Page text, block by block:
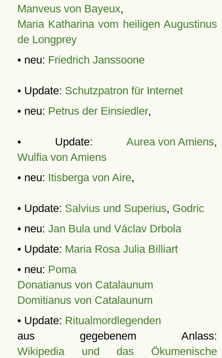
Manveus von Bayeux,
Maria Katharina vom heiligen Augustinus
de Longprey
• neu: Friedrich Janssoone
• Update: Schutzpatron für Internet
• neu: Petrus der Einsiedler,
• Update: Aurea von Amiens,
Wulfia von Amiens
• neu: Itisberga von Aire,
• Update: Salvius und Superius, Godric
• neu: Jan Bula und Václav Drbola
• Update: Maria Rosa Julia Billiart
• neu: Poma
Donatianus von Catalaunum
Domitianus von Catalaunum
• Update: Ritualmordlegenden
aus gegebenem Anlass:
Wikipedia und das Ökumenische